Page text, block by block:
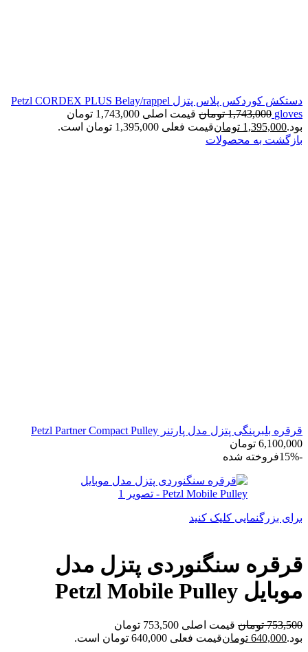
دستکش کوردکس پلاس پتزل Petzl CORDEX PLUS Belay/rappel
gloves
1,743,000 تومان
قیمت اصلی 1,743,000 تومان
بود.1,395,000 تومانقیمت فعلی 1,395,000 تومان است.
بازگشت به محصولات
قرقره بلبرینگی پتزل مدل پارتنر Petzl Partner Compact Pulley
6,100,000 تومان
-15%
فروخته شده
برای بزرگنمایی کلیک کنید
قرقره سنگنوردی پتزل مدل
موبایل Petzl Mobile Pulley
753,500 تومان
قیمت اصلی 753,500 تومان
بود.640,000 تومانقیمت فعلی 640,000 تومان است.